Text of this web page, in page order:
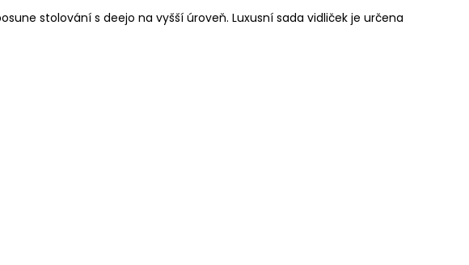
stolování s deejo na vyšší úroveň. Luxusní sada vidliček je určena